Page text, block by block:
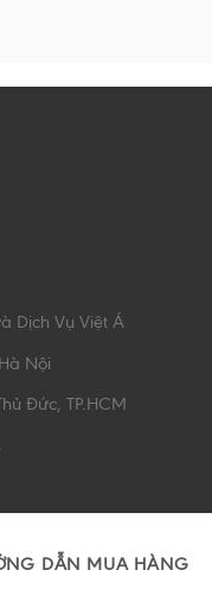
Dịch Vụ Việt Á
Nội
Đức, TP.HCM
DẪN MUA HÀNG